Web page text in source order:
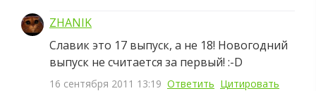
ZHANIK
Славик это 17 выпуск, а не 18! Новогодний
выпуск не считается за первый! :-D
16 сентября 2011 13:19 Ответить Цитировать